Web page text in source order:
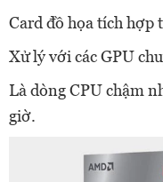
Card đồ họa tích hợp
Xử lý với các GPU
Là dòng CPU chậm
giờ.